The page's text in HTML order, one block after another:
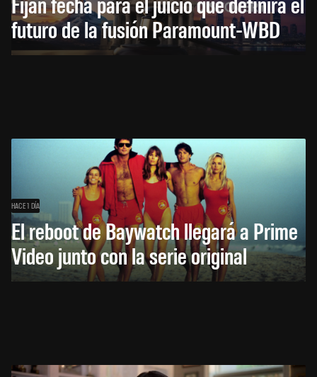
futuro de la fusión Paramount-WBD
HACE 1 DÍA
El reboot de Baywatch llegará a Prime
Video junto con la serie original